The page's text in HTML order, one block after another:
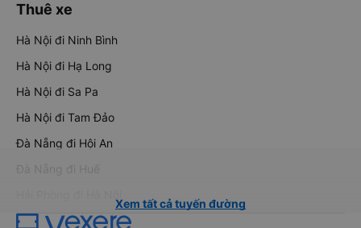
Thuê xe
Hà Nội đi Ninh Bình
Hà Nội đi Hạ Long
Hà Nội đi Sa Pa
Hà Nội đi Tam Đảo
Đà Nẵng đi Hội An
Đà Nẵng đi Huế
Xem tất cả tuyến đường